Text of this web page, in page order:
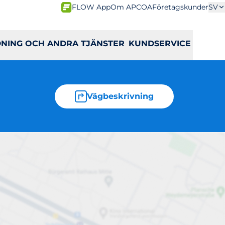
FLOW AppOm APCOAFöretagskunderSV
OCH ANDRA TJÄNSTER KUNDSERVICE
Vägbeskrivning